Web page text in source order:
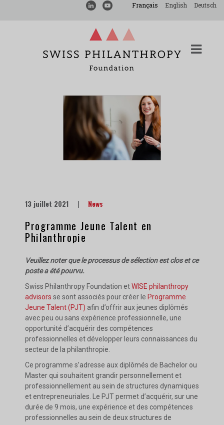
Français English Deutsch
13 juillet 2021 | News
Programme Jeune Talent en
Philanthropie
Veuillez noter que le processus de sélection est clos et ce
poste a été pourvu.
Swiss Philanthropy Foundation etWISE philanthropy
advisors se sont associés pour créer le Programme
Jeune Talent (PJT) afin d’offrir aux jeunes diplômés
avec peu ou sans expérience professionnelle, une
opportunité d’acquérir des compétences
professionnelles et développer leurs connaissances du
secteur de la philanthropie.
Ce programme s’adresse aux diplômés de Bachelor ou
Master qui souhaitent grandir personnellement et
professionnellement au sein de structures dynamiques
et entrepreneuriales. Le PJT permet d’acquérir, sur une
durée de 9 mois, une expérience et des compétences
professionnelles au sein de deux structures de